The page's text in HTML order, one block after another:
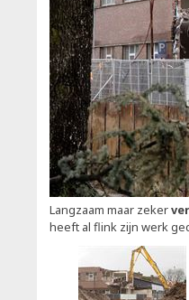
Langzaam maar zeker
heeft al flink zijn werk